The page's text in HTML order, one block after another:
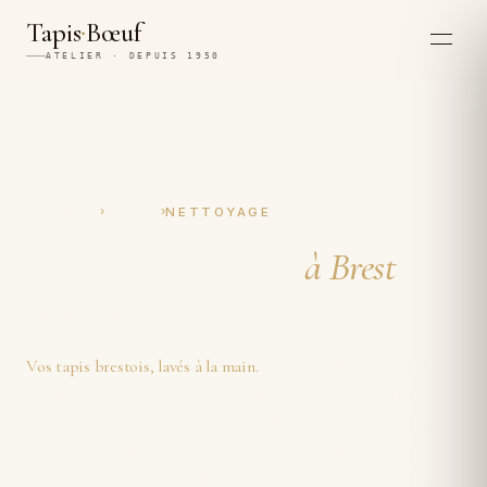
Tapis·Bœuf
ATELIER · DEPUIS 1950
›BREST›NETTOYAGE
à Brest
Vos tapis brestois, lavés à la main.